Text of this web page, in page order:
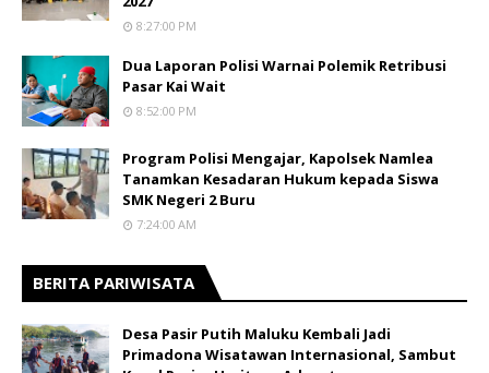
8:27:00 PM
Dua Laporan Polisi Warnai Polemik Retribusi
Pasar Kai Wait
8:52:00 PM
Program Polisi Mengajar, Kapolsek Namlea
Tanamkan Kesadaran Hukum kepada Siswa
SMK Negeri 2 Buru
7:24:00 AM
BERITA PARIWISATA
​Desa Pasir Putih Maluku Kembali Jadi
Primadona Wisatawan Internasional, Sambut